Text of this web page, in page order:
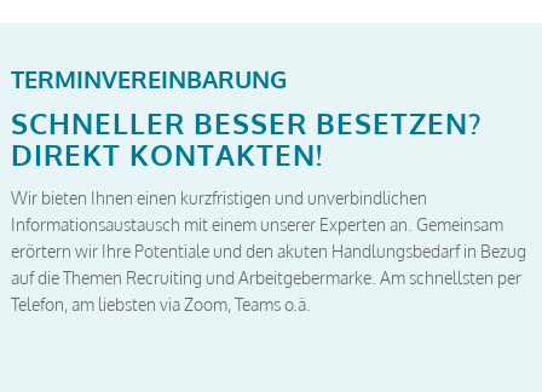
TERMINVEREINBARUNG
SCHNELLER BESSER BESETZEN?
DIREKT KONTAKTEN!
Wir bieten Ihnen einen kurzfristigen und unverbindlichen
Informationsaustausch mit einem unserer Experten an. Gemeinsam
erörtern wir Ihre Potentiale und den akuten Handlungsbedarf in Bezug
auf die Themen Recruiting und Arbeitgebermarke. Am schnellsten per
Telefon, am liebsten via Zoom, Teams o.ä.